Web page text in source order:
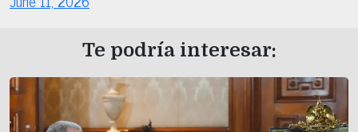
Te podría interesar: